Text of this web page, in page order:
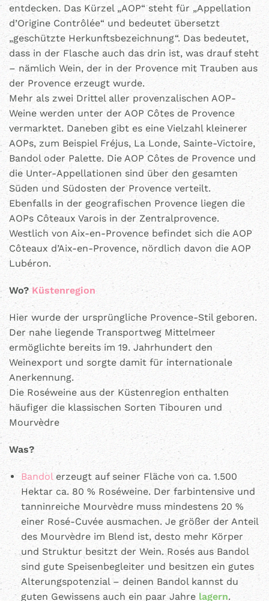
entdecken. Das Kürzel „AOP“ steht für „Appellation
d’Origine Contrôlée“ und bedeutet übersetzt
„geschützte Herkunftsbezeichnung“. Das bedeutet,
dass in der Flasche auch das drin ist, was drauf steht
– nämlich Wein, der in der Provence mit Trauben aus
der Provence erzeugt wurde.
Mehr als zwei Drittel aller provenzalischen AOP-
Weine werden unter der AOP Côtes de Provence
vermarktet. Daneben gibt es eine Vielzahl kleinerer
AOPs, zum Beispiel Fréjus, La Londe, Sainte-Victoire,
Bandol oder Palette. Die AOP Côtes de Provence und
die Unter-Appellationen sind über den gesamten
Süden und Südosten der Provence verteilt.
Ebenfalls in der geografischen Provence liegen die
AOPs Côteaux Varois in der Zentralprovence.
Westlich von Aix-en-Provence befindet sich die AOP
Côteaux d’Aix-en-Provence, nördlich davon die AOP
Lubéron.
Wo? Küstenregion
Hier wurde der ursprüngliche Provence-Stil geboren.
Der nahe liegende Transportweg Mittelmeer
ermöglichte bereits im 19. Jahrhundert den
Weinexport und sorgte damit für internationale
Anerkennung.
Die Roséweine aus der Küstenregion enthalten
häufiger die klassischen Sorten Tibouren und
Mourvèdre
Was?
Bandolerzeugt auf seiner Fläche von ca. 1.500
Hektar ca. 80 % Roséweine. Der farbintensive und
tanninreiche Mourvèdre muss mindestens 20 %
einer Rosé-Cuvée ausmachen. Je größer der Anteil
des Mourvèdre im Blend ist, desto mehr Körper
und Struktur besitzt der Wein. Rosés aus Bandol
sind gute Speisenbegleiter und besitzen ein gutes
Alterungspotenzial – deinen Bandol kannst du
guten Gewissens auch ein paar Jahre lagern.